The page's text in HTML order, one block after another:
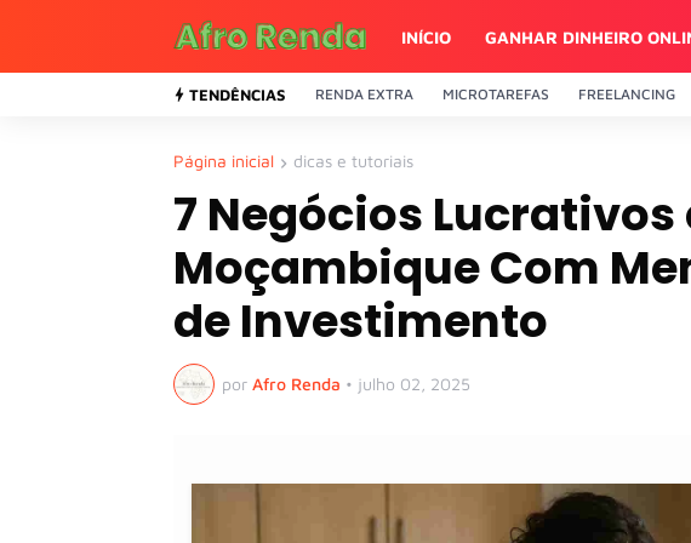
INÍCIO GANHAR DINHEIRO
TENDÊNCIAS RENDA EXTRA MICROTAREFAS FREELANCING
Página inicial dicas e tutoriais
7 Negócios Lucrativos
Moçambique Com
de Investimento
por Afro Renda • julho 02, 2025